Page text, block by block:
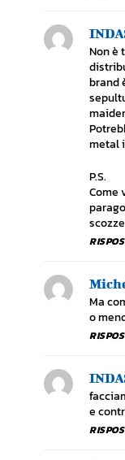
Non è
brand
metal
P.S.
Come
Ma
o
e